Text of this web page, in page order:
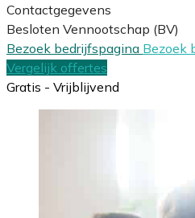
Contactgegevens
Besloten Vennootschap (BV)
Bezoek bedrijfspagina Bezoek
Vergelijk offertes
Gratis - Vrijblijvend